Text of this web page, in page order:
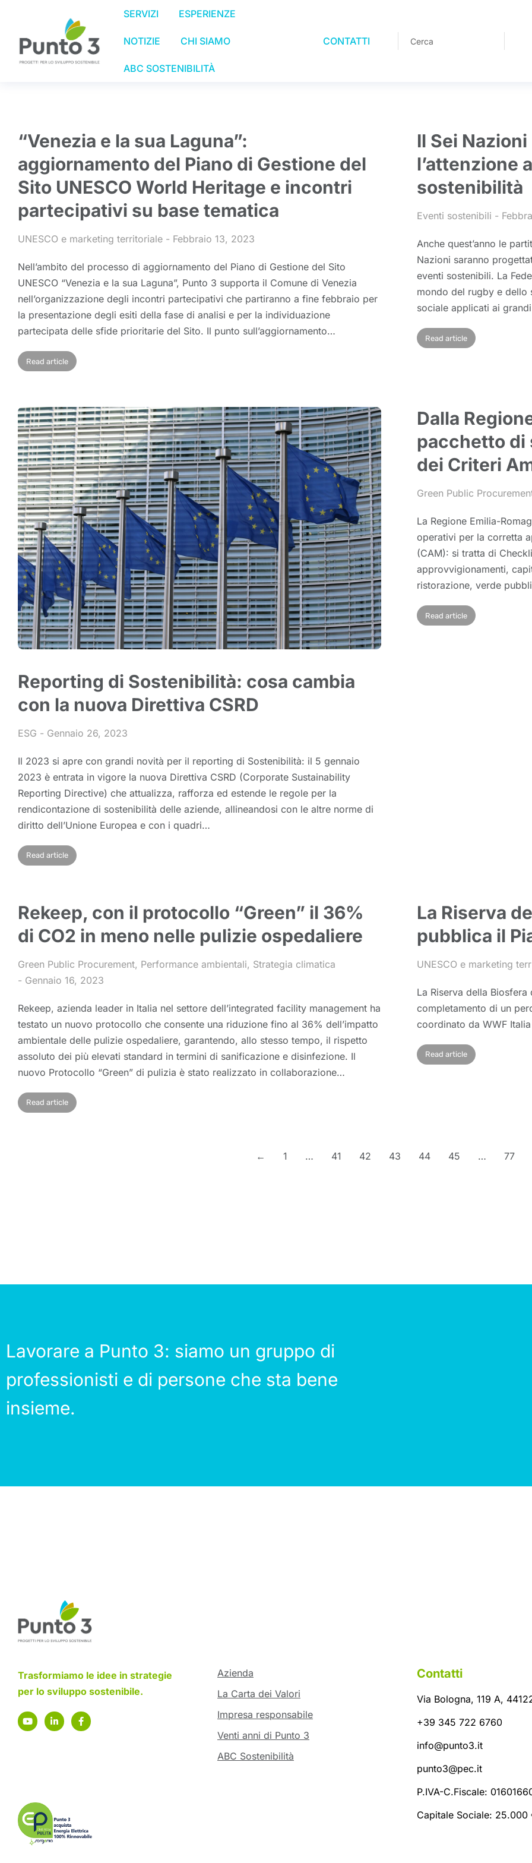
SERVIZI ESPERIENZE
NOTIZIE CHI SIAMO
ABC SOSTENIBILITÀ
CONTATTI
“Venezia e la sua Laguna”:
aggiornamento del Piano di Gestione del
Sito UNESCO World Heritage e incontri
partecipativi su base tematica
UNESCO e marketing territoriale Febbraio 13, 2023
Nell’ambito del processo di aggiornamento del Piano di Gestione del Sito
UNESCO “Venezia e la sua Laguna”, Punto 3 supporta il Comune di Venezia
nell’organizzazione degli incontri partecipativi che partiranno a fine febbraio per
la presentazione degli esiti della fase di analisi e per la individuazione
partecipata delle sfide prioritarie del Sito. Il punto sull’aggiornamento…
Read article
Il Sei
l’attenzione
sostenibilità
Eventi sostenibili
Anche quest’anno le
Nazioni saranno
eventi sostenibili. La
mondo del rugby e dello
sociale applicati ai
Read article
Reporting di Sostenibilità: cosa cambia
con la nuova Direttiva CSRD
ESG Gennaio 26, 2023
Il 2023 si apre con grandi novità per il reporting di Sostenibilità: il 5 gennaio
2023 è entrata in vigore la nuova Direttiva CSRD (Corporate Sustainability
Reporting Directive) che attualizza, rafforza ed estende le regole per la
rendicontazione di sostenibilità delle aziende, allineandosi con le altre norme di
diritto dell’Unione Europea e con i quadri…
Read article
Dalla
pacchetto di
dei Criteri
Green Public
La Regione Emilia-
operativi per la corretta
(CAM): si tratta di
approvvigionamenti,
ristorazione, verde
Read article
Rekeep, con il protocollo “Green” il 36%
di CO2 in meno nelle pulizie ospedaliere
Green Public Procurement, Performance ambientali, Strategia climatica
Gennaio 16, 2023
Rekeep, azienda leader in Italia nel settore dell’integrated facility management ha
testato un nuovo protocollo che consente una riduzione fino al 36% dell’impatto
ambientale delle pulizie ospedaliere, garantendo, allo stesso tempo, il rispetto
assoluto dei più elevati standard in termini di sanificazione e disinfezione. Il
nuovo Protocollo “Green” di pulizia è stato realizzato in collaborazione…
Read article
La Riserva
pubblica il
UNESCO e marketing
La Riserva della
completamento di un
coordinato da WWF
Read article
← 1 … 41 42 43 44 45 … 77
Lavorare a Punto 3: siamo un gruppo di
professionisti e di persone che sta bene
insieme.
Trasformiamo le idee in strategie
per lo sviluppo sostenibile.
Azienda
La Carta dei Valori
Impresa responsabile
Venti anni di Punto 3
ABC Sostenibilità
Contatti
Via Bologna, 119 A,
+39 345 722 6760
info@punto3.it
punto3@pec.it
P.IVA-C.Fiscale:
Capitale Sociale: 25.000